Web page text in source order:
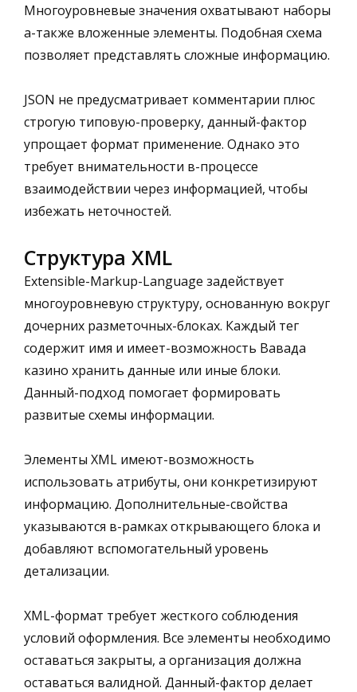
Многоуровневые значения охватывают наборы
а-также вложенные элементы. Подобная схема
позволяет представлять сложные информацию.
JSON не предусматривает комментарии плюс
строгую типовую-проверку, данный-фактор
упрощает формат применение. Однако это
требует внимательности в-процессе
взаимодействии через информацией, чтобы
избежать неточностей.
Структура XML
Extensible-Markup-Language задействует
многоуровневую структуру, основанную вокруг
дочерних разметочных-блоках. Каждый тег
содержит имя и имеет-возможность Вавада
казино хранить данные или иные блоки.
Данный-подход помогает формировать
развитые схемы информации.
Элементы XML имеют-возможность
использовать атрибуты, они конкретизируют
информацию. Дополнительные-свойства
указываются в-рамках открывающего блока и
добавляют вспомогательный уровень
детализации.
XML-формат требует жесткого соблюдения
условий оформления. Все элементы необходимо
оставаться закрыты, а организация должна
оставаться валидной. Данный-фактор делает